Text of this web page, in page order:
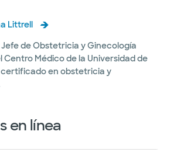
Littrell
Jefe de Obstetricia y Ginecología
Centro Médico de la Universidad de
certificado en obstetricia y
en línea